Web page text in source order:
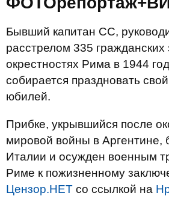
Бывший капитан СС,
расстрелом 335 гражданских
окрестностях Рима в 1944
собирается праздновать
юбилей.
Прибке, укрывшийся после
мировой войны в Аргентине,
Италии и осужден военным
Риме к пожизненному
Цензор.НЕТ со ссылкой на